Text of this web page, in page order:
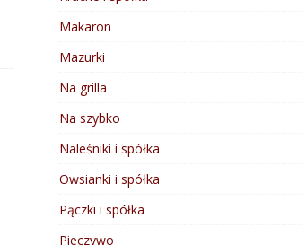
Makaron
Mazurki
Na grilla
Na szybko
Naleśniki i spółka
Owsianki i spółka
Pączki i spółka
Pieczywo